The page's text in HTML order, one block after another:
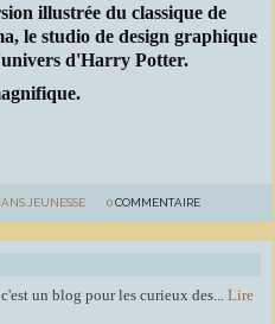
un blog pour les curieux des...
Lire
illustrée du classique de
le studio de design graphique
d'Harry Potter.
JEUNESSE 0COMMENTAIRE